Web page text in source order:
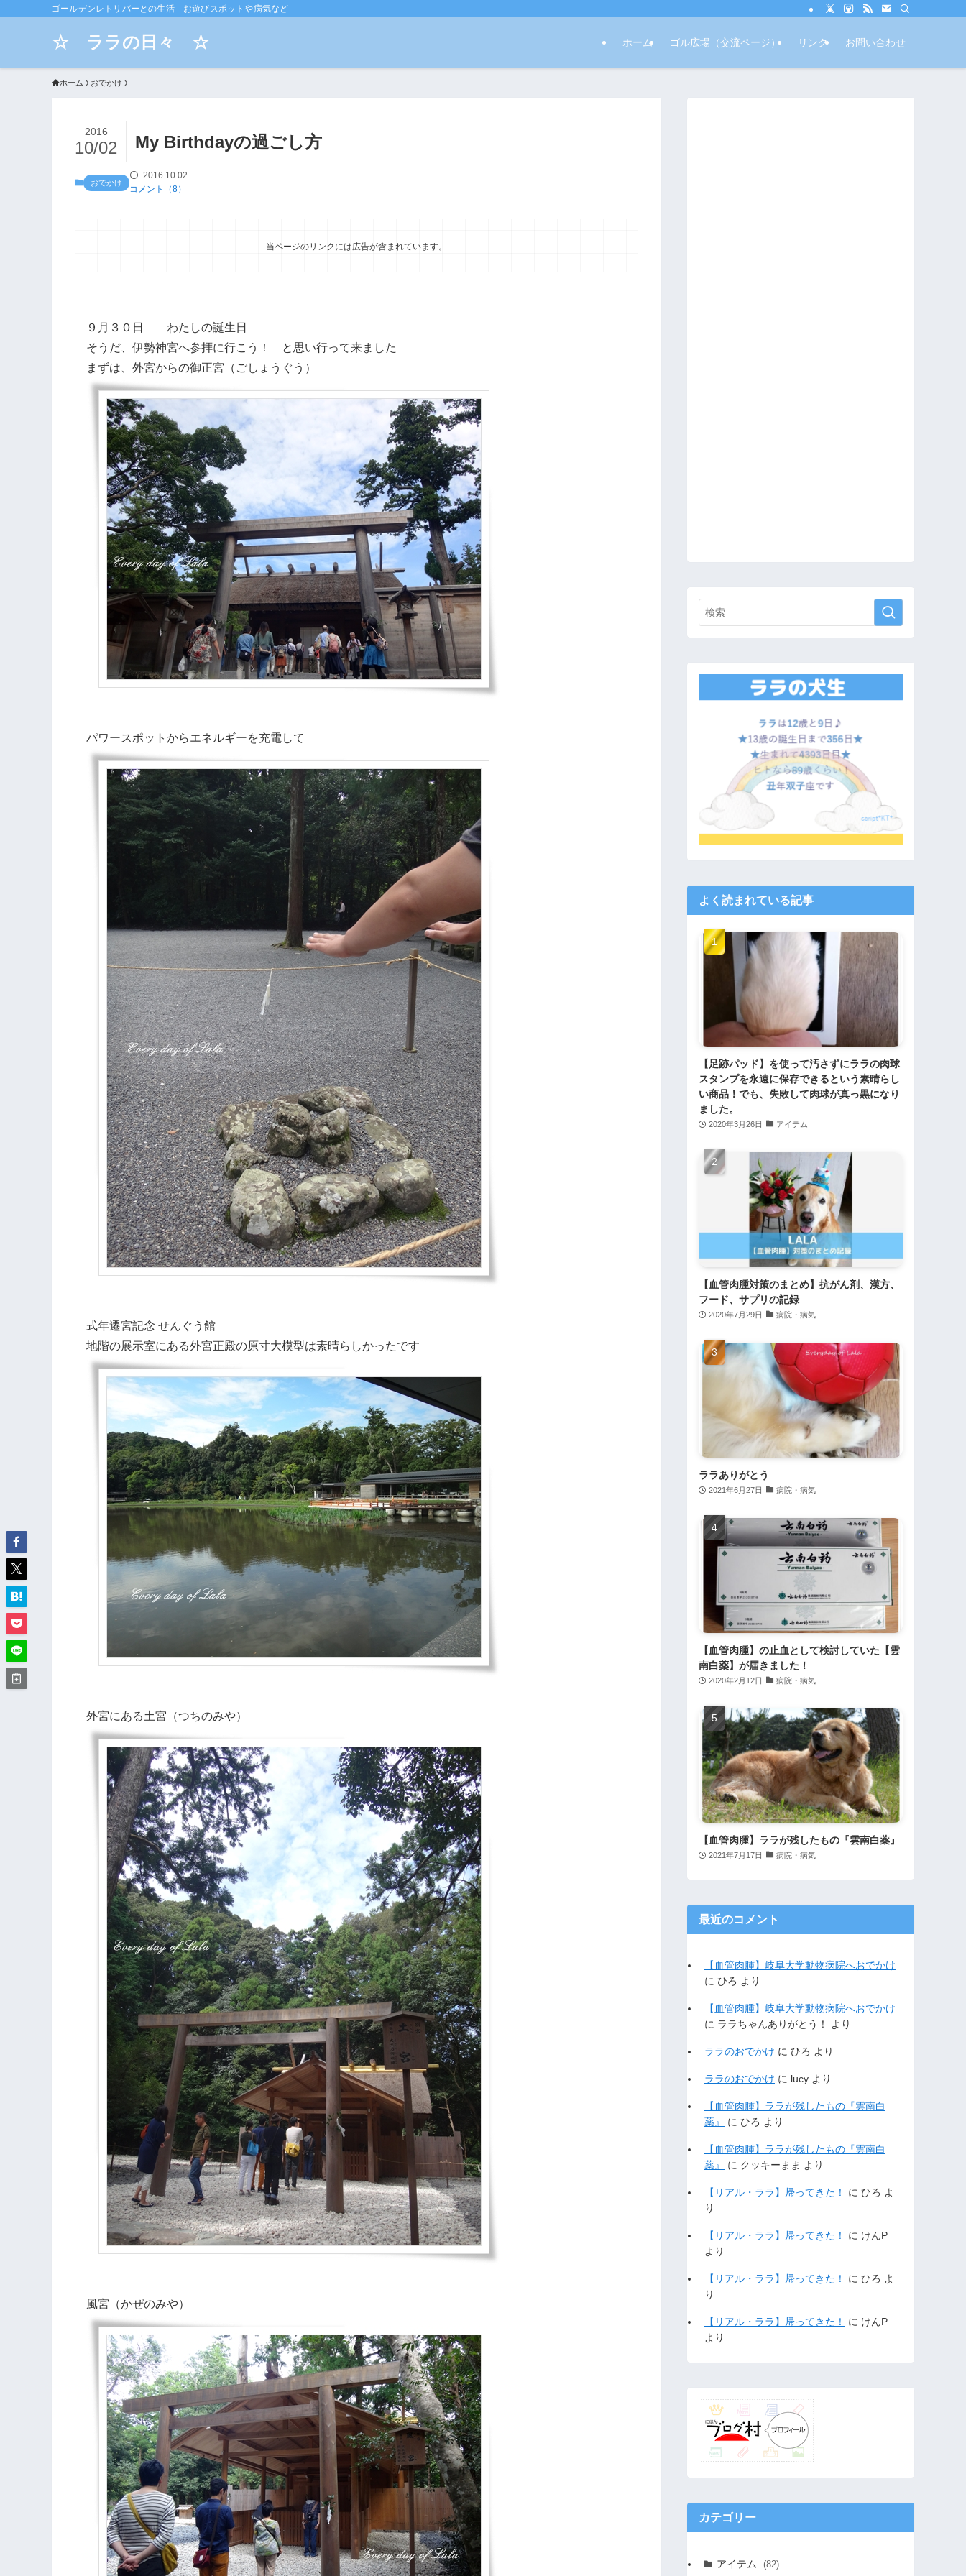
ゴールデンレトリバーとの生活 お遊びスポットや病気など
☆ ララの日々 ☆ ホーム ゴル広場（交流ページ） リンク お問い合わせ
ホーム おでかけ
My Birthdayの過ごし方
2016
10/02
おでかけ
2016.10.02
コメント（8）
当ページのリンクには広告が含まれています。
９月３０日 わたしの誕生日
そうだ、伊勢神宮へ参拝に行こう！ と思い行って来ました
まずは、外宮からの御正宮（ごしょうぐう）
パワースポットからエネルギーを充電して
式年遷宮記念 せんぐう館
地階の展示室にある外宮正殿の原寸大模型は素晴らしかったです
外宮にある土宮（つちのみや）
風宮（かぜのみや）
よく読まれている記事
【足跡パッド】を使って汚さずにララの肉球
スタンプを永遠に保存できるという素晴らし
い商品！でも、失敗して肉球が真っ黒になり
ました。
2020年3月26日 アイテム
【血管肉腫対策のまとめ】抗がん剤、漢方、
フード、サプリの記録
2020年7月29日 病院・病気
ララありがとう
2021年6月27日 病院・病気
【血管肉腫】の止血として検討していた【雲
南白薬】が届きました！
2020年2月12日 病院・病気
【血管肉腫】ララが残したもの『雲南白薬』
2021年7月17日 病院・病気
最近のコメント
【血管肉腫】岐阜大学動物病院へおでかけ
に ひろ より
【血管肉腫】岐阜大学動物病院へおでかけ
に ララちゃんありがとう！ より
ララのおでかけ に ひろ より
ララのおでかけ に lucy より
【血管肉腫】ララが残したもの『雲南白
薬』
に ひろ より
【血管肉腫】ララが残したもの『雲南白
薬』
に クッキーまま より
【リアル・ララ】帰ってきた！ に ひろ よ
り
【リアル・ララ】帰ってきた！ に けんP
より
【リアル・ララ】帰ってきた！ に ひろ よ
り
【リアル・ララ】帰ってきた！ に けんP
より
カテゴリー
アイテム (82)